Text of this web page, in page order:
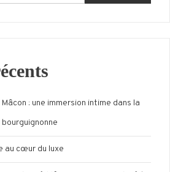
: une immersion intime dans la
au cœur du luxe